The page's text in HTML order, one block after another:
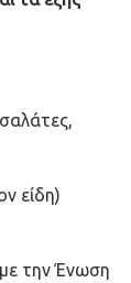
είδη)
την Ένωση